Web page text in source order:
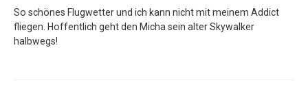
So schönes Flugwetter und ich kann nicht mit meinem Addict
fliegen. Hoffentlich geht den Micha sein alter Skywalker
halbwegs!